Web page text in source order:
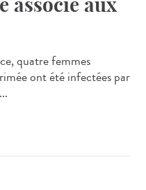
quatre femmes
ont été infectées par